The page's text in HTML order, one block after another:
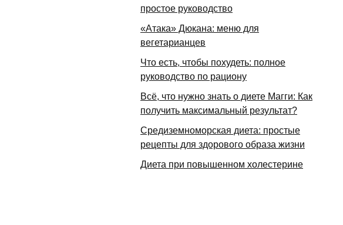
простое руководство
«Атака» Дюкана: меню для
вегетарианцев
Что есть, чтобы похудеть: полное
руководство по рациону
Всё, что нужно знать о диете Магги: Как
получить максимальный результат?
Средиземноморская диета: простые
рецепты для здорового образа жизни
Диета при повышенном холестерине